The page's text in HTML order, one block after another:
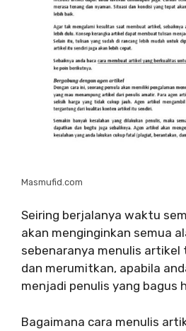
Masmufid.com
Seiring berjalanya waktu
akan menginginkan semua
sebenaranya menulis
dan merumitkan, apabila
menjadi penulis yang bagus
Bagaimana cara menulis